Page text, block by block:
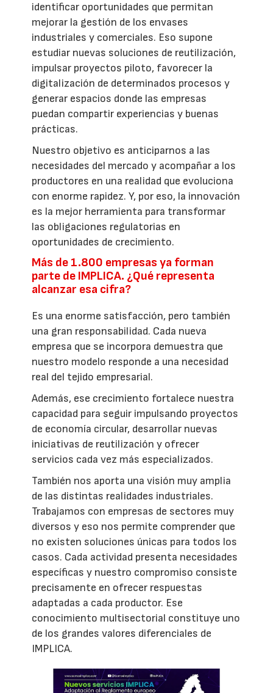
identificar oportunidades que permitan
mejorar la gestión de los envases
industriales y comerciales. Eso supone
estudiar nuevas soluciones de reutilización,
impulsar proyectos piloto, favorecer la
digitalización de determinados procesos y
generar espacios donde las empresas
puedan compartir experiencias y buenas
prácticas.
Nuestro objetivo es anticiparnos a las
necesidades del mercado y acompañar a los
productores en una realidad que evoluciona
con enorme rapidez. Y, por eso, la innovación
es la mejor herramienta para transformar
las obligaciones regulatorias en
oportunidades de crecimiento.
Más de 1.800 empresas ya forman
parte de IMPLICA. ¿Qué representa
alcanzar esa cifra?
Es una enorme satisfacción, pero también
una gran responsabilidad. Cada nueva
empresa que se incorpora demuestra que
nuestro modelo responde a una necesidad
real del tejido empresarial.
Además, ese crecimiento fortalece nuestra
capacidad para seguir impulsando proyectos
de economía circular, desarrollar nuevas
iniciativas de reutilización y ofrecer
servicios cada vez más especializados.
También nos aporta una visión muy amplia
de las distintas realidades industriales.
Trabajamos con empresas de sectores muy
diversos y eso nos permite comprender que
no existen soluciones únicas para todos los
casos. Cada actividad presenta necesidades
específicas y nuestro compromiso consiste
precisamente en ofrecer respuestas
adaptadas a cada productor. Ese
conocimiento multisectorial constituye uno
de los grandes valores diferenciales de
IMPLICA.